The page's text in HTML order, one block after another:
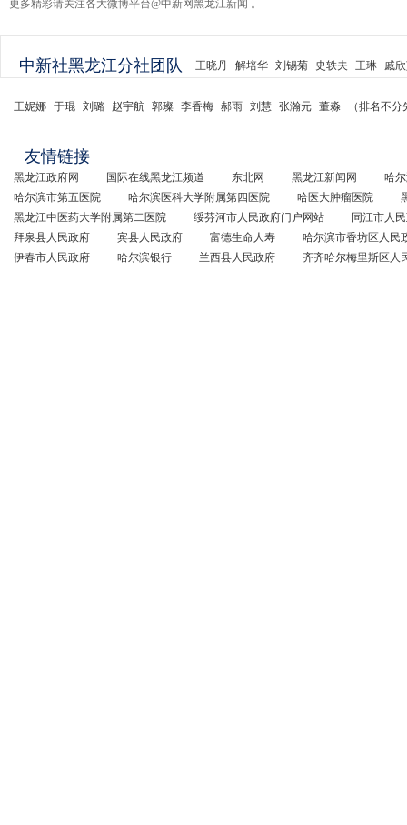
更多精彩请关注各大微博平台@中新网黑龙江新闻 。
中新社黑龙江分社团队 王晓丹 解培华 刘锡菊 史轶夫 王琳 戚
王妮娜 于琨 刘璐 赵宇航 郭璨 李香梅 郝雨 刘慧 张瀚元 董淼 （排名不
友情链接
黑龙江政府网 国际在线黑龙江频道 东北网 黑龙江新闻网
哈
哈尔滨市第五医院
哈尔滨医科大学附属第四医院 哈医大肿瘤医院
黑龙江中医药大学附属第二医院
绥芬河市人民政府门户网站
同江市人
拜泉县人民政府
宾县人民政府 富德生命人寿
哈尔滨市香坊区人民
伊春市人民政府
哈尔滨银行 兰西县人民政府 齐齐哈尔梅里斯区人